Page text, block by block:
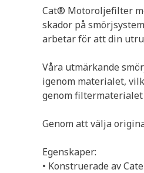
Cat® Motoroljefilter
skador på
arbetar för att din
Våra utmärkande
igenom materialet,
genom filtermaterialet
Genom att välja
Egenskaper:
• Konstruerade av